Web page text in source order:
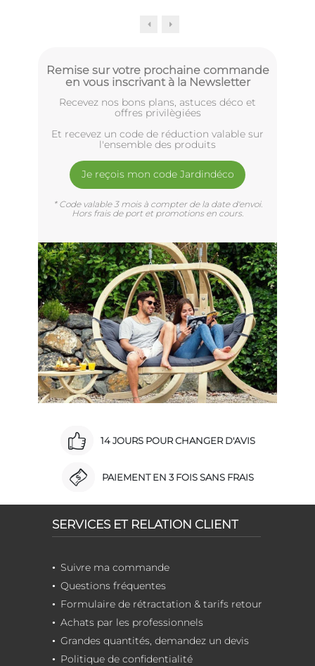
Remise sur votre prochaine commande
en vous inscrivant à la Newsletter
Recevez nos bons plans, astuces déco et
offres privilègiées
Et recevez un code de réduction valable sur
l'ensemble des produits
Je reçois mon code Jardindéco
* Code valable 3 mois à compter de la date d'envoi.
Hors frais de port et promotions en cours.
14 JOURS POUR CHANGER D'AVIS
PAIEMENT EN 3 FOIS SANS FRAIS
SERVICES ET RELATION CLIENT
Suivre ma commande
Questions fréquentes
Formulaire de rétractation & tarifs retour
Achats par les professionnels
Grandes quantités, demandez un devis
Politique de confidentialité